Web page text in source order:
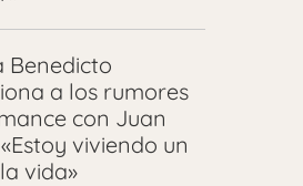
Benedicto
a los rumores
con Juan
viviendo un
vida»